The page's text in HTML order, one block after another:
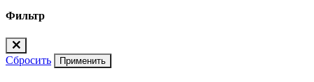
Фильтр
Сбросить Применить